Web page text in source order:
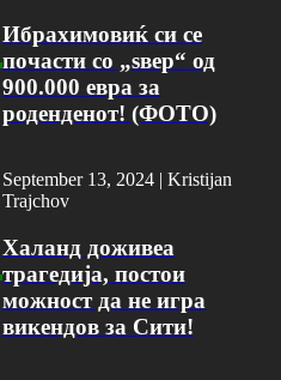
Ибрахимовиќ си се
почасти со „ѕвер“ од
900.000 евра за
роденденот! (ФОТО)
September 13, 2024 | Kristijan
Trajchov
Халанд доживеа
трагедија, постои
можност да не игра
викендов за Сити!